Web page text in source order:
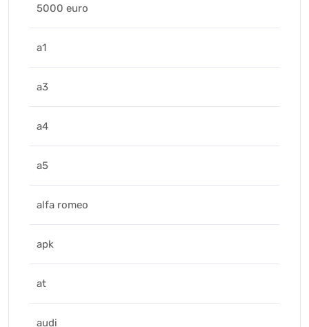
5000 euro
a1
a3
a4
a5
alfa romeo
apk
at
audi